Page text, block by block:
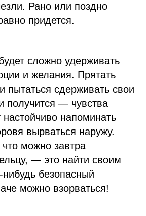
Рано или поздно
придется.
сложно удерживать
и желания. Прятать
пытаться сдерживать свои
получится — чувства
настойчиво напоминать
вырваться наружу.
можно завтра
— это найти своим
нибудь безопасный
можно взорваться!